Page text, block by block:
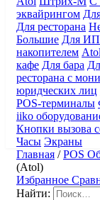
эквайрингом
Для ресторана
Большие Для ИП
накопителем Atol
кафе Для бара
ресторана с
юридческих лиц
POS-терминалы
iiko
Кнопки вызова
Часы Экраны
Главная /POS
(Atol)
Избранное
Найти: